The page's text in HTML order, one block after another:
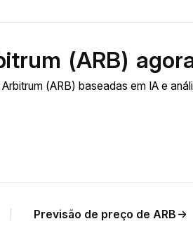
(ARB)
(ARB) baseadas em IA e
Previsão de preço de ARB